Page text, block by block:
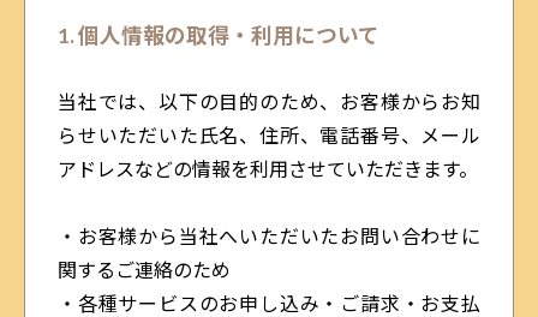
1. 個人情報の取得・利用について
当社では、以下の目的のため、お客様からお知
らせいただいた氏名、住所、電話番号、メール
アドレスなどの情報を利用させていただきます。
・お客様から当社へいただいたお問い合わせに
関するご連絡のため
・各種サービスのお申し込み・ご請求・お支払